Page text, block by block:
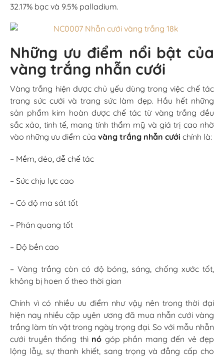
32.17% bạc và 9.5% palladium.
Những ưu điểm nổi bật của
vàng trắng nhẫn cưới
Vàng trắng hiện được chủ yếu dùng trong việc chế tác
trang sức cưới và trang sức làm đẹp. Hầu hết những
sản phẩm kim hoàn được chế tác từ vàng trắng đều
sắc xảo, tinh tế, mang tính thẩm mỹ và giá trị cao nhờ
vào những ưu điểm của vàng trắng nhẫn cưới chính là:
– Mềm, dẻo, dễ chế tác
– Sức chịu lực cao
– Có độ ma sát tốt
– Phản quang tốt
– Độ bền cao
– Vàng trắng còn có độ bóng, sáng, chống xước tốt,
không bị hoen ố theo thời gian
Chính vì có nhiều ưu điểm như vậy nên trong thời đại
hiện nay nhiều cặp uyên ương đã mua nhẫn cưới vàng
trắng làm tín vật trong ngày trọng đại. So với mẫu nhẫn
cưới truyền thống thì nó góp phần mang đến vẻ đẹp
lộng lẫy, sự thanh khiết, sang trọng và đẳng cấp cho